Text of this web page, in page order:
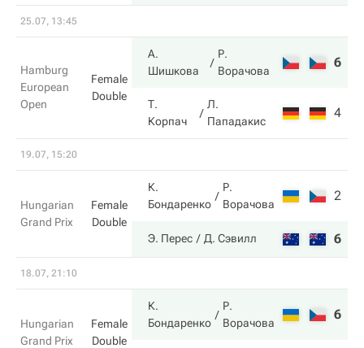
25.07, 13:45
Hamburg
European
Open
Female
Double
А.
Шишкова
Р.
Ворачова
6
Т.
Корпач
Л.
Пападакис
4
19.07, 15:20
Hungarian
Grand Prix
Female
Double
К.
Бондаренко
Р.
Ворачова
2
Э. Перес Д. Сэвилл 6
18.07, 21:10
Hungarian
Grand Prix
Female
Double
К.
Бондаренко
Р.
Ворачова
6